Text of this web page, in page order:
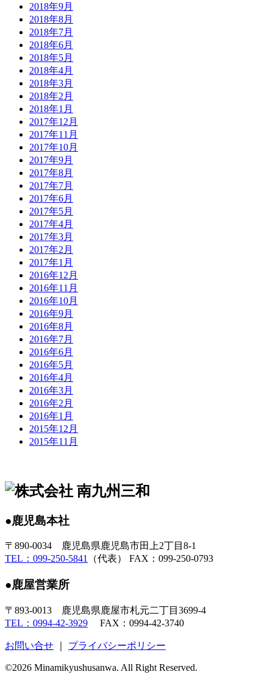
2018年9月
2018年8月
2018年7月
2018年6月
2018年5月
2018年4月
2018年3月
2018年2月
2018年1月
2017年12月
2017年11月
2017年10月
2017年9月
2017年8月
2017年7月
2017年6月
2017年5月
2017年4月
2017年3月
2017年2月
2017年1月
2016年12月
2016年11月
2016年10月
2016年9月
2016年8月
2016年7月
2016年6月
2016年5月
2016年4月
2016年3月
2016年2月
2016年1月
2015年12月
2015年11月
●鹿児島本社
〒890-0034 鹿児島県鹿児島市田上2丁目8-1
TEL：099-250-5841
（代表） FAX：099-250-0793
●鹿屋営業所
〒893-0013 鹿児島県鹿屋市札元二丁目3699-4
TEL：0994-42-3929 FAX：0994-42-3740
お問い合せ プライバシーポリシー
©2026 Minamikyushusanwa. All Right Reserved.